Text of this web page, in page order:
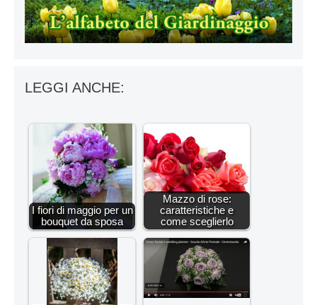
LEGGI ANCHE:
I fiori di maggio per un
bouquet da sposa
Mazzo di rose:
caratteristiche e
come sceglierlo